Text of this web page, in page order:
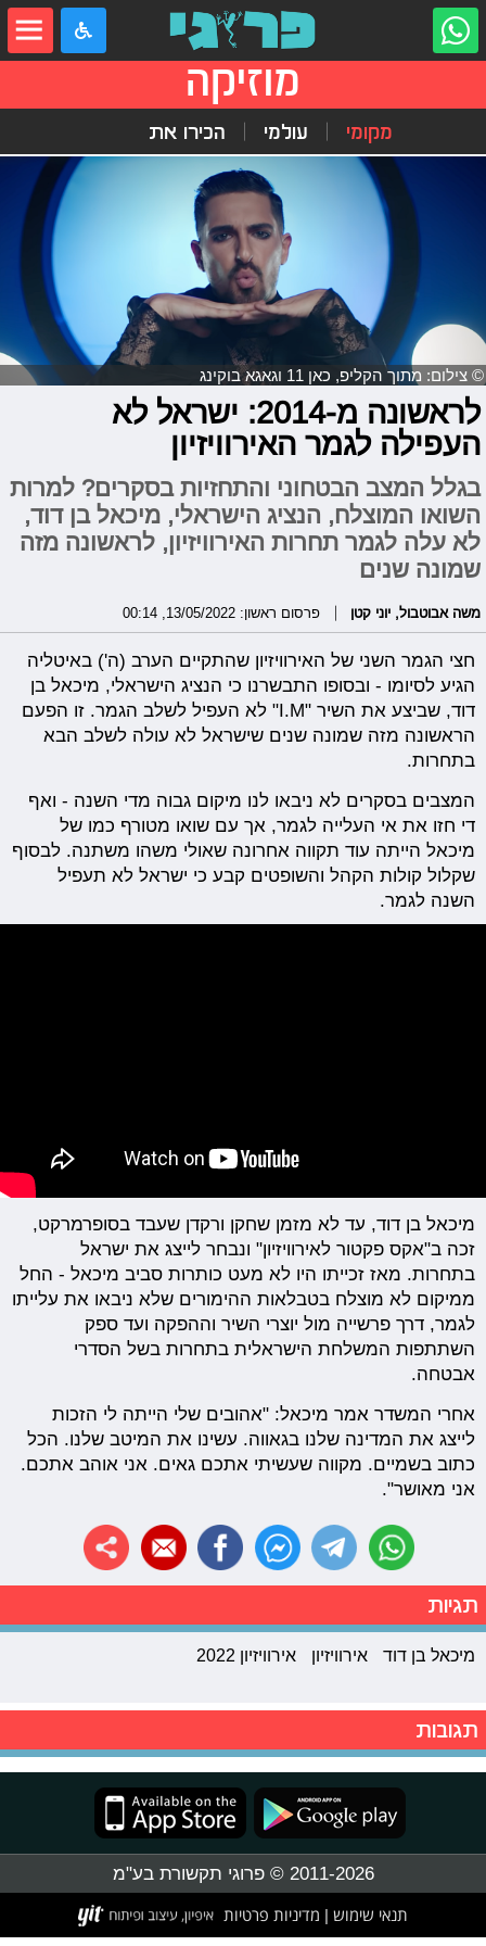
מוזיקה
מקומי עולמי הכירו את
© צילום: מתוך הקליפ, כאן 11 וגאגא בוקינג
לראשונה מ-2014: ישראל לא
העפילה לגמר האירוויזיון
בגלל המצב הבטחוני והתחזיות בסקרים? למרות
השואו המוצלח, הנציג הישראלי, מיכאל בן דוד,
לא עלה לגמר תחרות האירוויזיון, לראשונה מזה
שמונה שנים
משה אבוטבול, יוני קטן פרסום ראשון: 13/05/2022, 00:14
חצי הגמר השני של האירוויזיון שהתקיים הערב (ה') באיטליה
הגיע לסיומו - ובסופו התבשרנו כי הנציג הישראלי, מיכאל בן
דוד, שביצע את השיר "I.M" לא העפיל לשלב הגמר. זו הפעם
הראשונה מזה שמונה שנים שישראל לא עולה לשלב הבא
בתחרות.
המצבים בסקרים לא ניבאו לנו מיקום גבוה מדי השנה - ואף
די חזו את אי העלייה לגמר, אך עם שואו מטורף כמו של
מיכאל הייתה עוד תקווה אחרונה שאולי משהו משתנה. לבסוף
שקלול קולות הקהל והשופטים קבע כי ישראל לא תעפיל
השנה לגמר.
מיכאל בן דוד, עד לא מזמן שחקן ורקדן שעבד בסופרמרקט,
זכה ב"אקס פקטור לאירוויזיון" ונבחר לייצג את ישראל
בתחרות. מאז זכייתו היו לא מעט כותרות סביב מיכאל - החל
ממיקום לא מוצלח בטבלאות ההימורים שלא ניבאו את עלייתו
לגמר, דרך פרשייה מול יוצרי השיר וההפקה ועד ספק
השתתפות המשלחת הישראלית בתחרות בשל הסדרי
אבטחה.
אחרי המשדר אמר מיכאל: "אהובים שלי הייתה לי הזכות
לייצג את המדינה שלנו בגאווה. עשינו את המיטב שלנו. הכל
כתוב בשמיים. מקווה שעשיתי אתכם גאים. אני אוהב אתכם.
אני מאושר".
תגיות
מיכאל בן דוד אירוויזיון אירוויזיון 2022
תגובות
2011-2026 © פרוגי תקשורת בע"מ
תנאי שימוש מדיניות פרטיות